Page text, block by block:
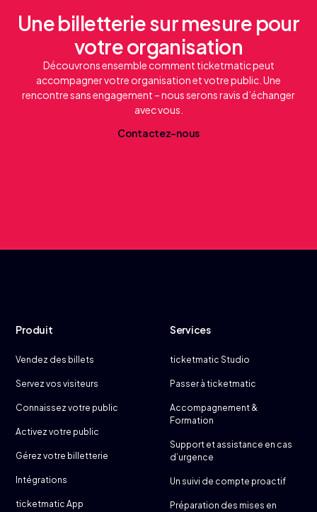
Une billetterie sur mesure pour
votre organisation
Découvrons ensemble comment ticketmatic peut
accompagner votre organisation et votre public. Une
rencontre sans engagement – nous serons ravis d’échanger
avec vous.
Contactez-nous
Produit
Vendez des billets
Servez vos visiteurs
Connaissez votre public
Activez votre public
Gérez votre billetterie
Intégrations
ticketmatic App
Services
ticketmatic Studio
Passer à ticketmatic
Accompagnement &
Formation
Support et assistance en cas
d’urgence
Un suivi de compte proactif
Préparation des mises en